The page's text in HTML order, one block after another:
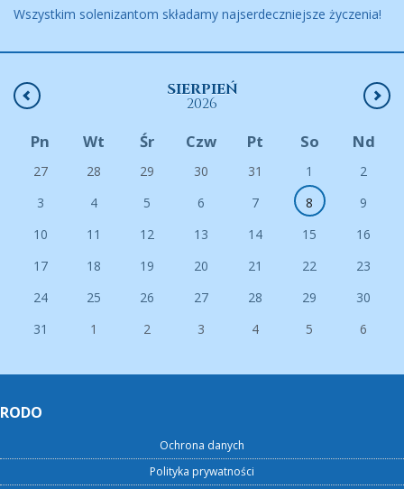
Wszystkim solenizantom składamy najserdeczniejsze życzenia!
SIERPIEŃ
2026
Pn Wt Śr Czw Pt So Nd
27 28 29 30 31 1
2
3
4 5 6 7 8
9
10
11 12 13 14 15
16
17
18 19 20 21 22
23
24
25 26 27 28 29
30
31
1 2 3 4 5 6
RODO
Ochrona danych
Polityka prywatności